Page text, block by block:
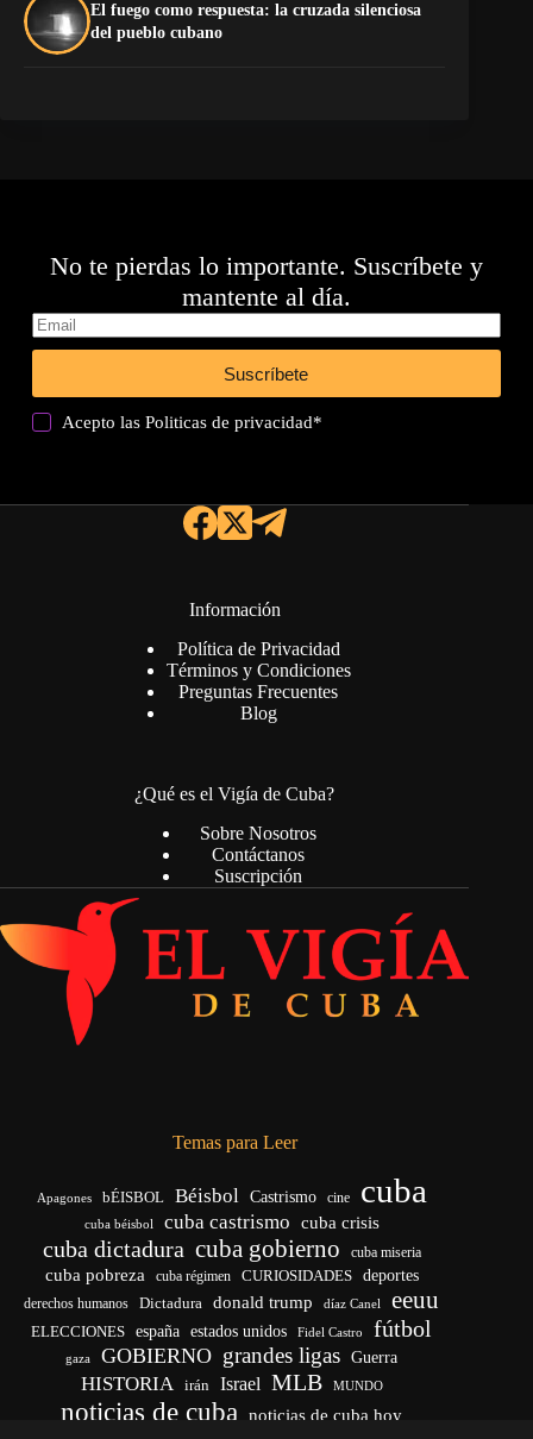
El fuego como respuesta: la cruzada silenciosa
del pueblo cubano
No te pierdas lo importante. Suscríbete y
mantente al día.
Suscríbete
Acepto lasPoliticas de privacidad*
Información
Política de Privacidad
Términos y Condiciones
Preguntas Frecuentes
Blog
¿Qué es el Vigía de Cuba?
Sobre Nosotros
Contáctanos
Suscripción
Temas para Leer
Apagones bÉISBOL Béisbol Castrismo cine cuba
cuba béisbol cuba castrismo cuba crisis
cuba dictadura cuba gobierno cuba miseria
cuba pobreza cuba régimen CURIOSIDADES deportes
derechos humanos Dictadura donald trump díaz Canel eeuu
ELECCIONES españa estados unidos Fidel Castro fútbol
gaza GOBIERNO grandes ligas Guerra
HISTORIA irán Israel MLB MUNDO
noticias de cuba
noticias de cuba hoy